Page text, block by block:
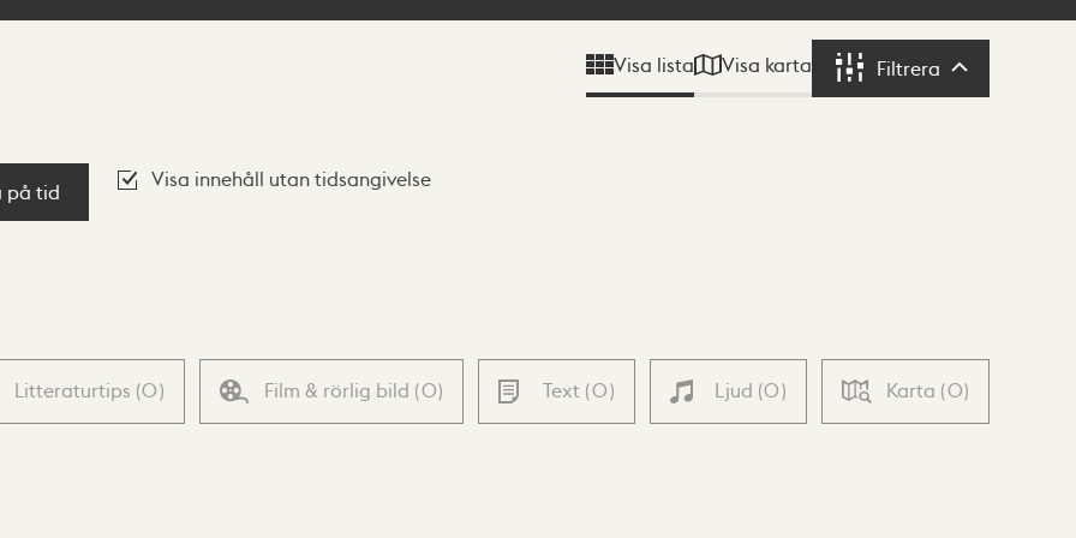
Visa lista Visa karta Filtrera Filtrera
på tid
Visa innehåll utan tidsangivelse
Litteraturtips (0) Film & rörlig bild (0) Text (0) Ljud (0) Karta (0)